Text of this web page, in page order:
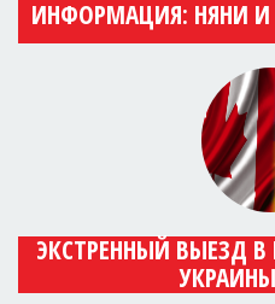
ИНФОРМАЦИЯ: НЯНИ
ЭКСТРЕННЫЙ ВЫЕЗД
УКРАИНЫ